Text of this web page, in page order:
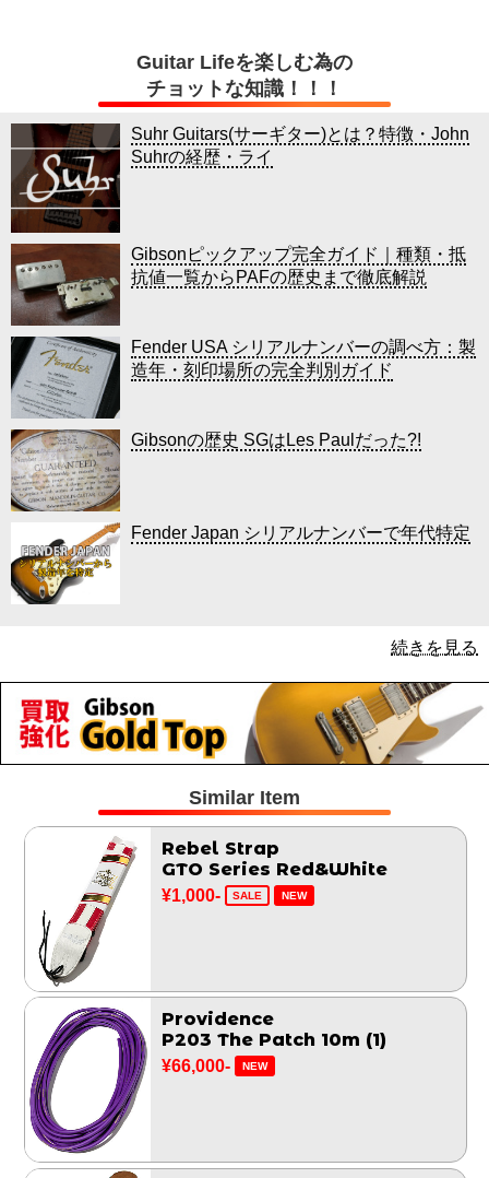
Guitar Lifeを楽しむ為の
チョットな知識！！！
Suhr Guitars(サーギター)とは？特徴・John
Suhrの経歴・ライ
Gibsonピックアップ完全ガイド｜種類・抵
抗値一覧からPAFの歴史まで徹底解説
Fender USA シリアルナンバーの調べ方：製
造年・刻印場所の完全判別ガイド
Gibsonの歴史 SGはLes Paulだった?!
Fender Japan シリアルナンバーで年代特定
続きを見る
Similar Item
Rebel Strap
GTO Series Red&White
¥1,000- SALE NEW
Providence
P203 The Patch 10m (1)
¥66,000- NEW